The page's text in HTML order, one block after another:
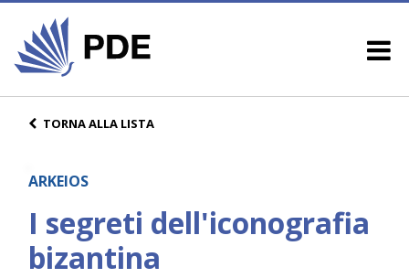
TORNA ALLA LISTA
ARKEIOS
I segreti dell'iconografia
bizantina